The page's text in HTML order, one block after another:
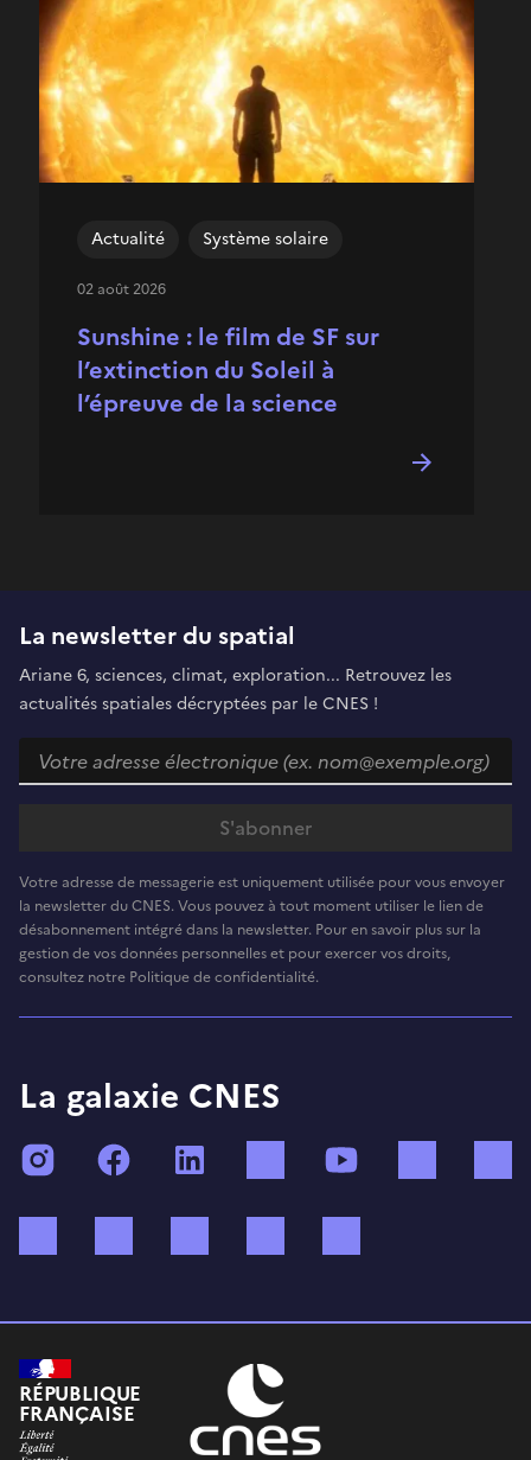
Sunshine : le film de SF sur
l’extinction du Soleil à
l’épreuve de la science
Actualité Système solaire
02 août 2026
La newsletter du spatial
Ariane 6, sciences, climat, exploration... Retrouvez les
actualités spatiales décryptées par le CNES !
Votre adresse de messagerie est uniquement utilisée pour vous envoyer
la newsletter du CNES. Vous pouvez à tout moment utiliser le lien de
désabonnement intégré dans la newsletter. Pour en savoir plus sur la
gestion de vos données personnelles et pour exercer vos droits,
consultez notre Politique de confidentialité.
La galaxie CNES
InstagramFacebook TikTok
RÉPUBLIQUE
FRANÇAISE